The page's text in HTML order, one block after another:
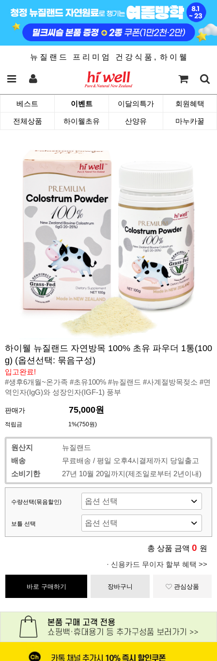
뉴 질 랜 드 프 리 미 엄 건 강 식 품 , 하 이 웰
베스트 이벤트 이달의특가 회원혜택
전체상품 하이웰초유 산양유 마누카꿀
하이웰 뉴질랜드 자연방목 100% 초유 파우더 1통(100
g) (옵션선택: 묶음구성)
입고완료!
#생후6개월~온가족 #초유100% #뉴질랜드 #사계절방목젖소 #면
역인자(IgG)와 성장인자(IGF-1) 풍부
판매가 75,000원
적립금 1%(750원)
원산지
뉴질랜드
배송
무료배송 / 평일 오후4시결제까지 당일출고
소비기한
27년 10월 20일까지(제조일로부터 2년이내)
수량선택(묶음할인)
보틀 선택
총 상품 금액 0 원
· 신용카드 무이자 할부 혜택 >>
바로 구매하기 장바구니 관심상품